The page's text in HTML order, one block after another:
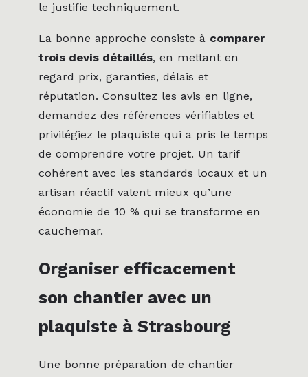
le justifie techniquement.
La bonne approche consiste à comparer
trois devis détaillés, en mettant en
regard prix, garanties, délais et
réputation. Consultez les avis en ligne,
demandez des références vérifiables et
privilégiez le plaquiste qui a pris le temps
de comprendre votre projet. Un tarif
cohérent avec les standards locaux et un
artisan réactif valent mieux qu’une
économie de 10 % qui se transforme en
cauchemar.
Organiser efficacement
son chantier avec un
plaquiste à Strasbourg
Une bonne préparation de chantier